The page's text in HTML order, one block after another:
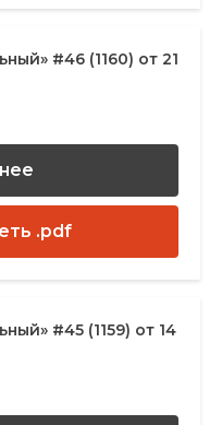
#46 (1160) от 21
.pdf
#45 (1159) от 14